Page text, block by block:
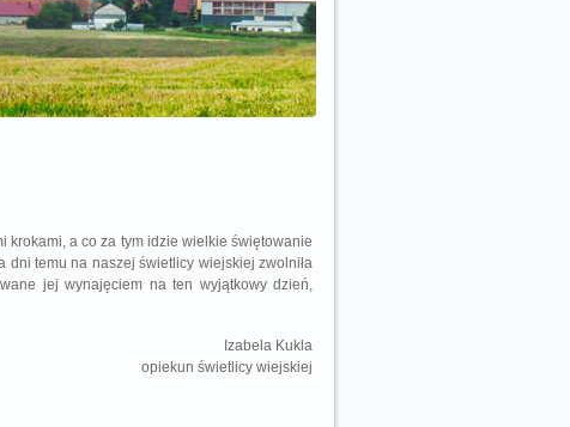
krokami, a co za tym idzie wielkie świętowanie
dni temu na naszej świetlicy wiejskiej zwolniła
jej wynajęciem na ten wyjątkowy dzień,
Izabela Kukla
opiekun świetlicy wiejskiej